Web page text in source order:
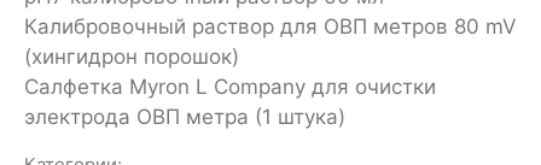
Калибровочный раствор для ОВП метров 80 mV
(хингидрон порошок)
Салфетка Myron L Company для очистки
электрода ОВП метра (1 штука)